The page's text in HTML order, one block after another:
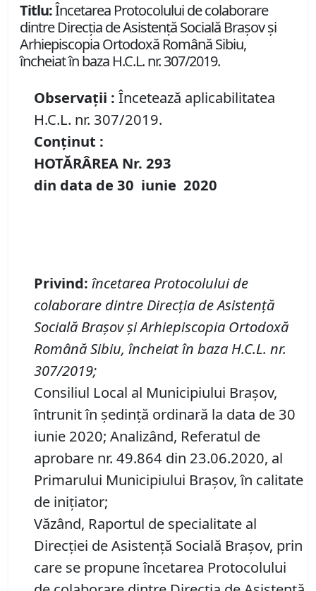
Titlu:Încetarea Protocolului de colaborare
dintre Direcţia de Asistență Socială Braşov şi
Arhiepiscopia Ortodoxă Română Sibiu,
încheiat în baza H.C.L. nr. 307/2019.
Observații : Încetează aplicabilitatea
H.C.L. nr. 307/2019.
Conținut :
HOTĂRÂREA Nr. 293
din data de 30 iunie 2020
Privind: încetarea Protocolului de
colaborare dintre Direcţia de Asistență
Socială Braşov şi Arhiepiscopia Ortodoxă
Română Sibiu, încheiat în baza H.C.L. nr.
307/2019;
Consiliul Local al Municipiului Brașov,
întrunit în ședință ordinară la data de 30
iunie 2020; Analizând, Referatul de
aprobare nr. 49.864 din 23.06.2020, al
Primarului Municipiului Braşov, în calitate
de inițiator;
Văzând, Raportul de specialitate al
Direcției de Asistență Socială Brașov, prin
care se propune încetarea Protocolului